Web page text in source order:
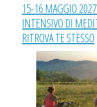
15-16 MAGGIO
INTENSIVO DI
RITROVA TE STESSO